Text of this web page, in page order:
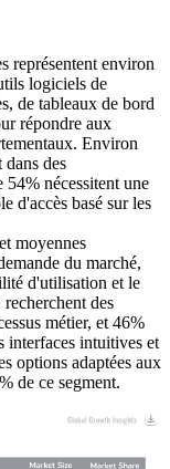
représentent environ
logiciels de
de tableaux de bord
répondre aux
Environ
dans des
nécessitent une
d'accès basé sur les
moyennes
du marché,
d'utilisation et le
des
métier, et 46%
interfaces intuitives et
options adaptées aux
de ce segment.